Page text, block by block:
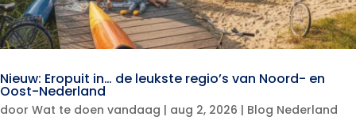
Nieuw: Eropuit in… de leukste regio’s van Noord- en
Oost-Nederland
door Wat te doen vandaag | aug 2, 2026 | Blog Nederland